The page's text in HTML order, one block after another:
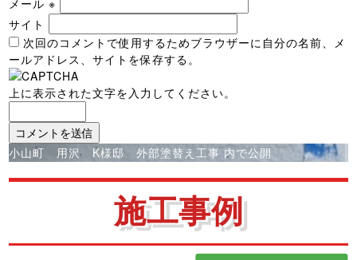
サイト
次回のコメントで使用するためブラウザーに自分の名前、メ
ールアドレス、サイトを保存する。
上に表示された文字を入力してください。
投
稿
ゲ
小山町 用沢 K様邸 外部塗替え工事 内で公開
施工事例